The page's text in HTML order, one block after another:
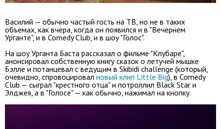
Василий — обычно частый гость на ТВ, но не в таких
объемах, как вчера, когда он появился и в "Вечернем
Урганте", и в Comedy Club, и в шоу "Голос".
На шоу Урганта Баста рассказал о фильме "Клубаре",
анонсировал собственную книгу сказок о летучей мышке
Бэлле и потанцевал с ведущим в Skibidi challenge (который,
очевидно, спровоцировал новый клип Little Big), в Comedy
Club — сыграл "крестного отца" и потроллил Black Star и
Элджея, а в "Голосе" — как обычно, нажимал на кнопку.